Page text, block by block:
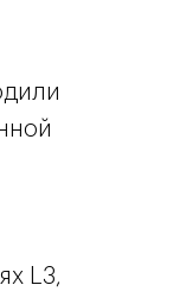
L3,